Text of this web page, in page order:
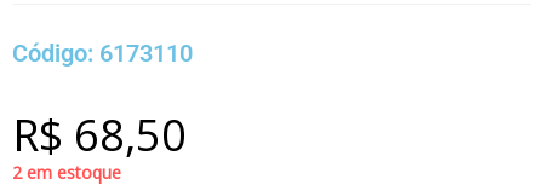
Código: 6173110
R$ 68,50
2 em estoque